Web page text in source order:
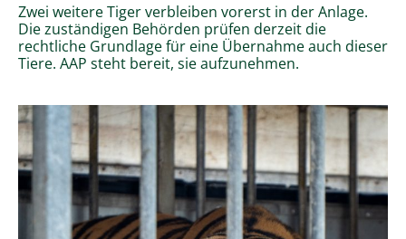
Zwei weitere Tiger verbleiben vorerst in der Anlage.
Die zuständigen Behörden prüfen derzeit die
rechtliche Grundlage für eine Übernahme auch dieser
Tiere. AAP steht bereit, sie aufzunehmen.